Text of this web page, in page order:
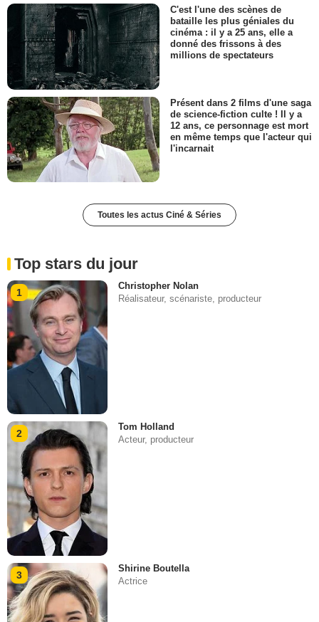
C'est l'une des scènes de
bataille les plus géniales du
cinéma : il y a 25 ans, elle a
donné des frissons à des
millions de spectateurs
Présent dans 2 films d'une saga
de science-fiction culte ! Il y a
12 ans, ce personnage est mort
en même temps que l'acteur qui
l'incarnait
Toutes les actus Ciné & Séries
Top stars du jour
1
Christopher Nolan
Réalisateur, scénariste, producteur
2
Tom Holland
Acteur, producteur
3
Shirine Boutella
Actrice